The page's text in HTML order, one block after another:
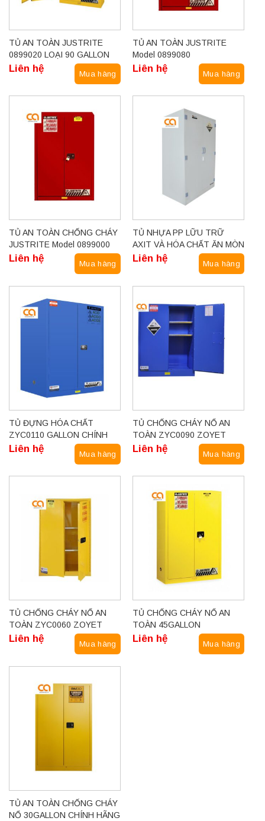
TỦ AN TOÀN JUSTRITE
0899020 LOẠI 90 GALLON
Liên hệ Mua hàng
TỦ AN TOÀN JUSTRITE
Model 0899080
Liên hệ Mua hàng
TỦ AN TOÀN CHỐNG CHÁY
JUSTRITE Model 0899000
Liên hệ Mua hàng
TỦ NHỰA PP LỮU TRỮ
AXIT VÀ HÓA CHẤT ĂN MÒN
Liên hệ Mua hàng
TỦ ĐỰNG HÓA CHẤT
ZYC0110 GALLON CHÍNH
HÃNG ZOYET
Liên hệ Mua hàng
TỦ CHỐNG CHÁY NỔ AN
TOÀN ZYC0090 ZOYET
Liên hệ Mua hàng
TỦ CHỐNG CHÁY NỔ AN
TOÀN ZYC0060 ZOYET
Liên hệ Mua hàng
TỦ CHỐNG CHÁY NỔ AN
TOÀN 45GALLON
Liên hệ Mua hàng
TỦ AN TOÀN CHỐNG CHÁY
NỔ 30GALLON CHÍNH HÃNG